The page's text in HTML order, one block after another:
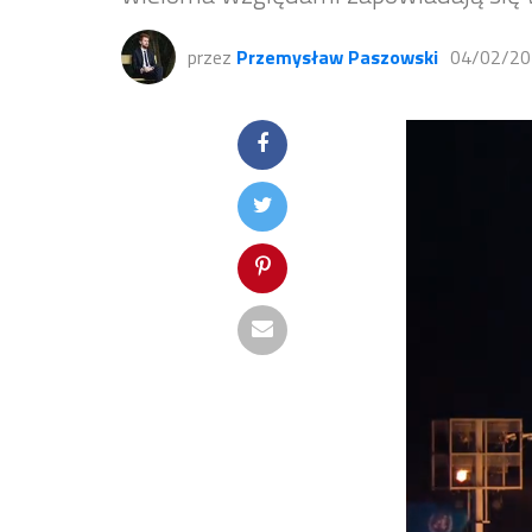
przez Przemysław Paszowski 04/02/